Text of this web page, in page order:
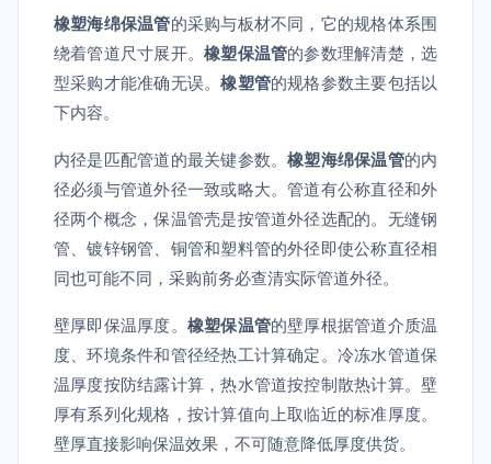
橡塑海绵保温管的采购与板材不同，它的规格体系围
绕着管道尺寸展开。橡塑保温管的参数理解清楚，选
型采购才能准确无误。橡塑管的规格参数主要包括以
下内容。
内径是匹配管道的最关键参数。橡塑海绵保温管的内
径必须与管道外径一致或略大。管道有公称直径和外
径两个概念，保温管壳是按管道外径选配的。无缝钢
管、镀锌钢管、铜管和塑料管的外径即使公称直径相
同也可能不同，采购前务必查清实际管道外径。
壁厚即保温厚度。 橡塑保温管的壁厚根据管道介质温
度、环境条件和管径经热工计算确定。冷冻水管道保
温厚度按防结露计算，热水管道按控制散热计算。壁
厚有系列化规格，按计算值向上取临近的标准厚度。
壁厚直接影响保温效果，不可随意降低厚度供货。